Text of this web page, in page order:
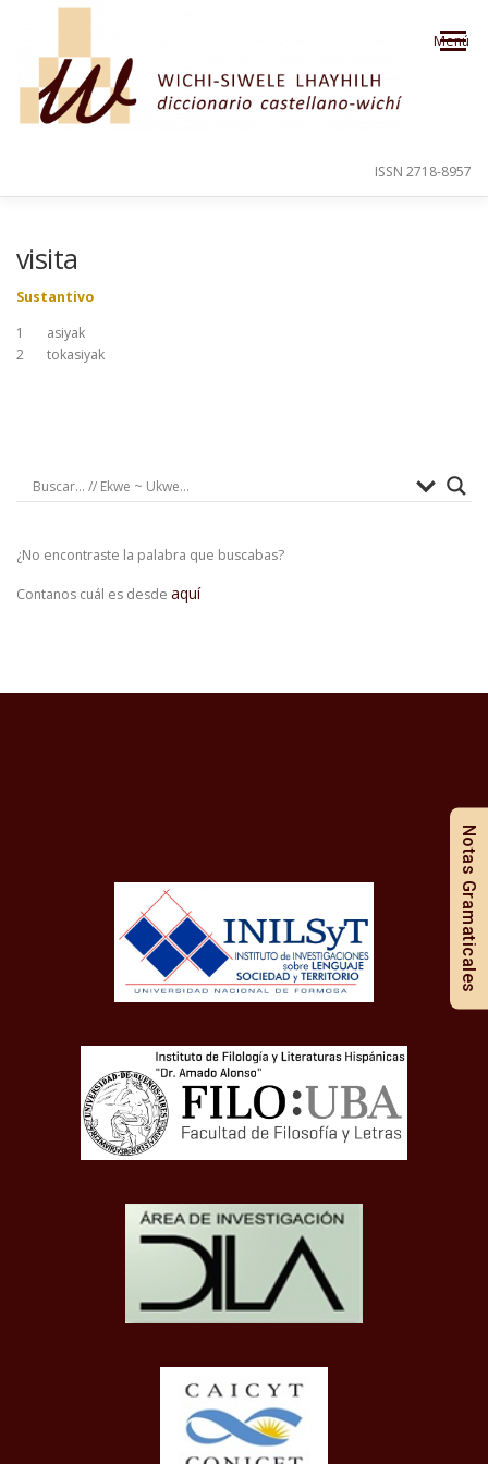
Saltar al contenido
Menú
ISSN 2718-8957
visita
Sustantivo
1 asiyak
2 tokasiyak
¿No encontraste la palabra que buscabas?
Contanos cuál es desde aquí
Notas Gramaticales